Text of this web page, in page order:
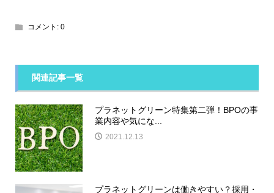
コメント: 0
関連記事一覧
プラネットグリーン特集第二弾！BPOの事
業内容や気にな...
2021.12.13
プラネットグリーンは働きやすい？採用・